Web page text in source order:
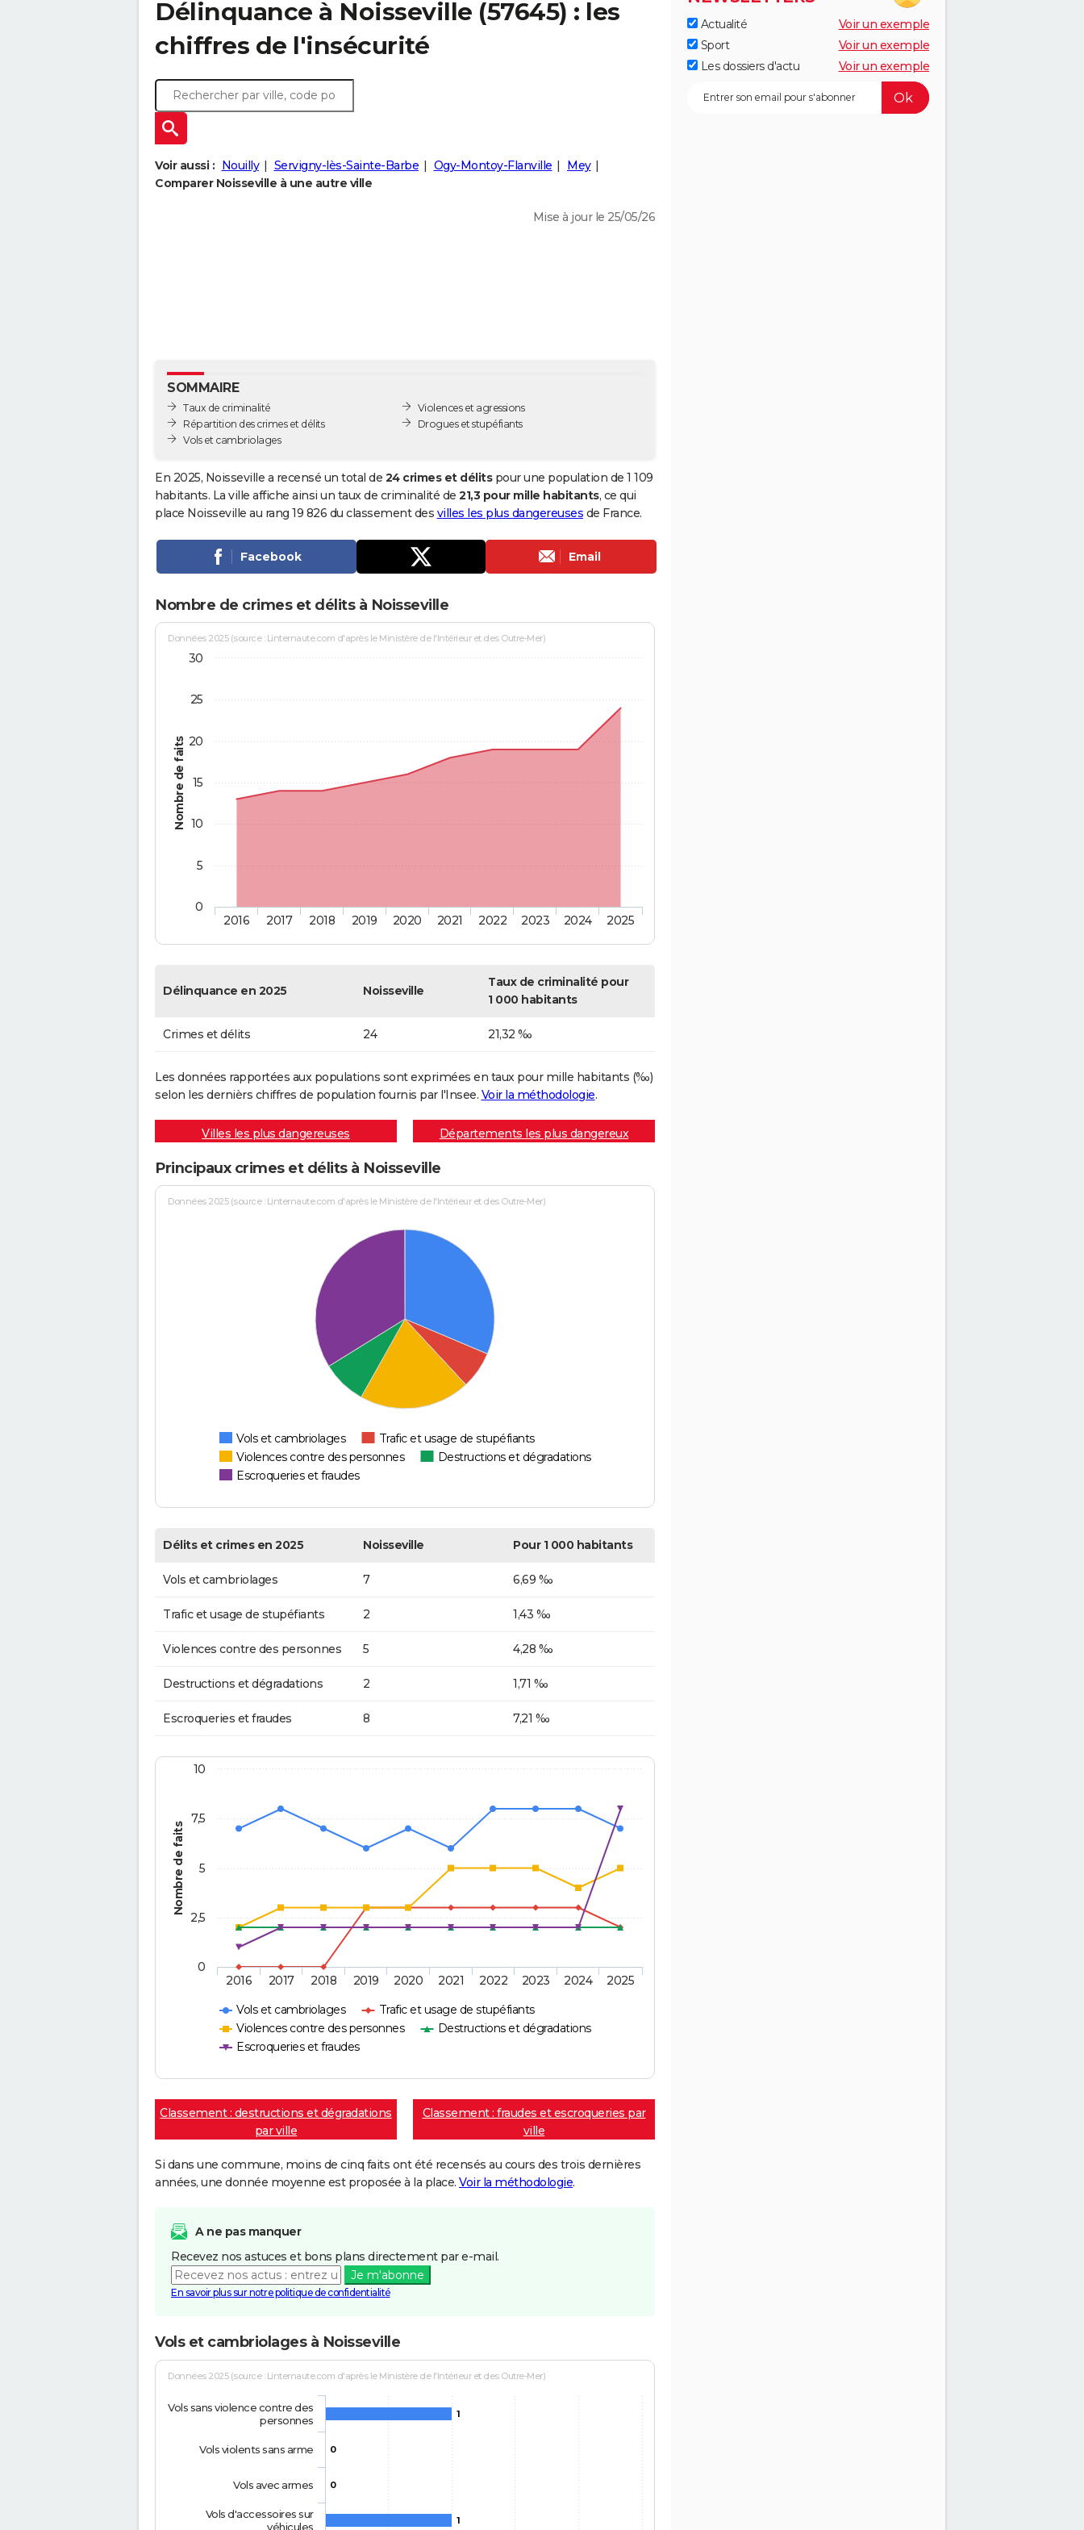
Délinquance à Noisseville (57645) : les
chiffres de l'insécurité
Voir aussi : Nouilly Servigny-lès-Sainte-Barbe Ogy-Montoy-Flanville
Mey
Comparer Noisseville à une autre ville
Mise à jour le 25/05/26
SOMMAIRE
Taux de criminalité
Répartition des crimes et délits
Vols et cambriolages
Violences et agressions
Drogues et stupéfiants
En 2025, Noisseville a recensé un total de 24 crimes et délitspour une population de 1 109
habitants. La ville affiche ainsi un taux de criminalité de 21,3 pour mille habitants, ce qui
place Noisseville au rang 19 826 du classement des villes les plus dangereuses de France.
Facebook Email
Nombre de crimes et délits à Noisseville
Nombre de faits
Données 2025 (source : Linternaute.com d'après le Ministère de l'Intérieur et des Outre-Mer)
2016 2017 2018 2019 2020 2021 2022 2023 2024 2025
0
5
10
15
20
25
30
Délinquance en 2025 Noisseville
Taux de criminalité pour
1 000 habitants
Crimes et délits 24 21,32 ‰
Les données rapportées aux populations sont exprimées en taux pour mille habitants (‰)
selon les dernièrs chiffres de population fournis par l'Insee. Voir la méthodologie.
Villes les plus dangereuses Départements les plus dangereux
Principaux crimes et délits à Noisseville
Données 2025 (source : Linternaute.com d'après le Ministère de l'Intérieur et des Outre-Mer)
Vols et cambriolages
Trafic et usage de stupéfiants
Violences contre des personnes
Destructions et dégradations
Escroqueries et fraudes
Délits et crimes en 2025 Noisseville Pour 1 000 habitants
Vols et cambriolages 7 6,69 ‰
Trafic et usage de stupéfiants 2 1,43 ‰
Violences contre des personnes 5 4,28 ‰
Destructions et dégradations 2 1,71 ‰
Escroqueries et fraudes 8 7,21 ‰
Nombre de faits
Vols et cambriolages
Trafic et usage de stupéfiants
Violences contre des personnes
Destructions et dégradations
Escroqueries et fraudes
2016 2017 2018 2019 2020 2021 2022 2023 2024 2025
0
2,5
5
7,5
10
Classement : destructions et dégradations
par ville
Classement : fraudes et escroqueries par
ville
Si dans une commune, moins de cinq faits ont été recensés au cours des trois dernières
années, une donnée moyenne est proposée à la place. Voir la méthodologie.
A ne pas manquer
Recevez nos astuces et bons plans directement par e-mail.
Je m'abonne
En savoir plus sur notre politique de confidentialité
Vols et cambriolages à Noisseville
Données 2025 (source : Linternaute.com d'après le Ministère de l'Intérieur et des Outre-Mer)
1
0
0
1
Vols sans violence contre des
personnes
Vols violents sans arme
Vols avec armes
Vols d'accessoires sur
véhicules
Actualité
Voir un exemple
Sport
Voir un exemple
Les dossiers d'actu
Voir un exemple